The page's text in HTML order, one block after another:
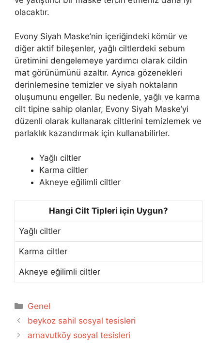
olacaktır.
Evony Siyah Maske’nin içeriğindeki kömür ve
diğer aktif bileşenler, yağlı ciltlerdeki sebum
üretimini dengelemeye yardımcı olarak cildin
mat görünümünü azaltır. Ayrıca gözenekleri
derinlemesine temizler ve siyah noktaların
oluşumunu engeller. Bu nedenle, yağlı ve karma
cilt tipine sahip olanlar, Evony Siyah Maske’yi
düzenli olarak kullanarak ciltlerini temizlemek ve
parlaklık kazandırmak için kullanabilirler.
Yağlı ciltler
Karma ciltler
Akneye eğilimli ciltler
Hangi Cilt Tipleri için Uygun?
Yağlı ciltler
Karma ciltler
Akneye eğilimli ciltler
Kategoriler
Genel
beykoz sahil sosyal tesisleri
arnavutköy sosyal tesisleri